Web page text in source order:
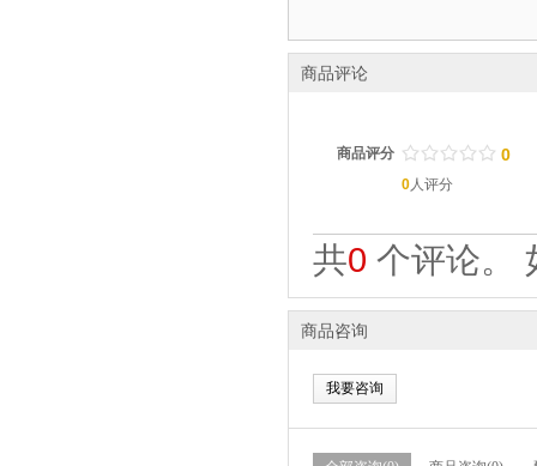
商品评论
商品评分 / / / / /
. . . . . 0
0人评分
共0 个评论。
商品咨询
我要咨询